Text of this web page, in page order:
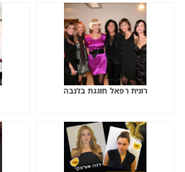
רונית רפאל חוגגת בז’נבה